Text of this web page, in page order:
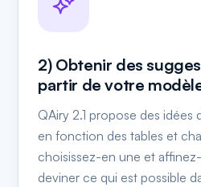
2) Obtenir des
partir de votre
QAiry 2.1 propose des idées
en fonction des tables et
choisissez-en une et
deviner ce qui est possible